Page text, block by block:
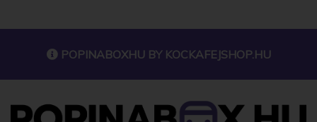
POPINABOXHU BY KOCKAFEJSHOP.HU